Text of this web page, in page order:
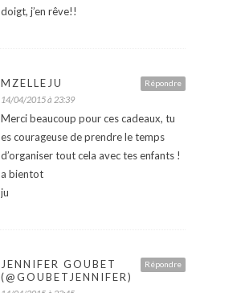
doigt, j’en rêve!!
Répondre
MZELLEJU
14/04/2015 à 23:39
Merci beaucoup pour ces cadeaux, tu
es courageuse de prendre le temps
d’organiser tout cela avec tes enfants !
a bientot
ju
Répondre
JENNIFER GOUBET
(@GOUBETJENNIFER)